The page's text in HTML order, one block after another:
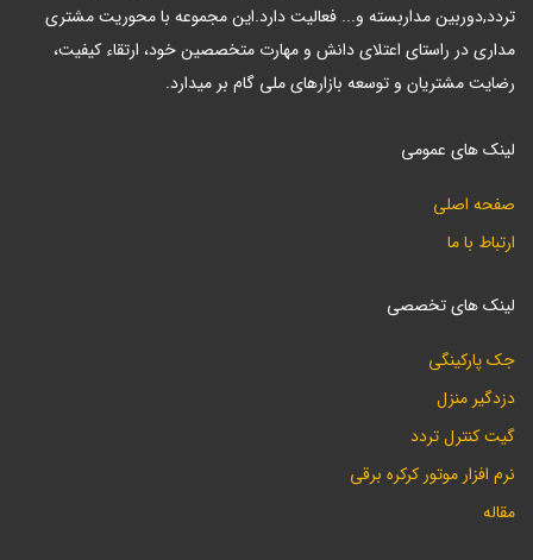
تردد,دوربین مداربسته و... فعالیت دارد.این مجموعه با محوریت مشتری
مداری در راستای اعتلای دانش و مهارت متخصصین خود، ارتقاء کیفیت،
رضایت مشتریان و توسعه بازارهای ملی گام بر میدارد.
لینک های عمومی
صفحه اصلی
ارتباط با ما
لینک های تخصصی
جک پارکینگی
دزدگیر منزل
گیت کنترل تردد
نرم افزار موتور کرکره برقی
مقاله